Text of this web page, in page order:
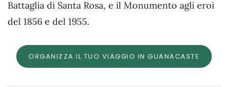
Battaglia di Santa Rosa, e il Monumento agli eroi
del 1856 e del 1955.
ORGANIZZA IL TUO VIAGGIO IN GUANACASTE